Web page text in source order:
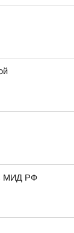
в МИД РФ